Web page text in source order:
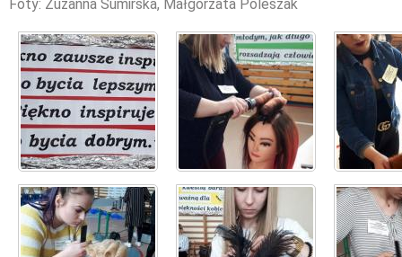
Foty: Zuzanna Sumirska, Małgorzata Poleszak